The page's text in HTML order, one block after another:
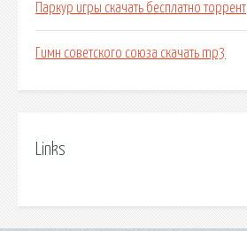
Паркур игры скачать бесплатно торрент
Гимн советского союза скачать mp3
Links